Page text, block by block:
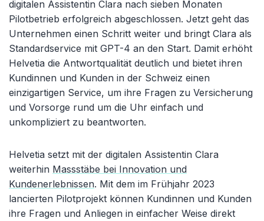
digitalen Assistentin Clara nach sieben Monaten
Pilotbetrieb erfolgreich abgeschlossen. Jetzt geht das
Unternehmen einen Schritt weiter und bringt Clara als
Standardservice mit GPT-4 an den Start. Damit erhöht
Helvetia die Antwortqualität deutlich und bietet ihren
Kundinnen und Kunden in der Schweiz einen
einzigartigen Service, um ihre Fragen zu Versicherung
und Vorsorge rund um die Uhr einfach und
unkompliziert zu beantworten.
Helvetia setzt mit der digitalen Assistentin Clara
weiterhin Massstäbe bei Innovation und
Kundenerlebnissen. Mit dem im Frühjahr 2023
lancierten Pilotprojekt können Kundinnen und Kunden
ihre Fragen und Anliegen in einfacher Weise direkt